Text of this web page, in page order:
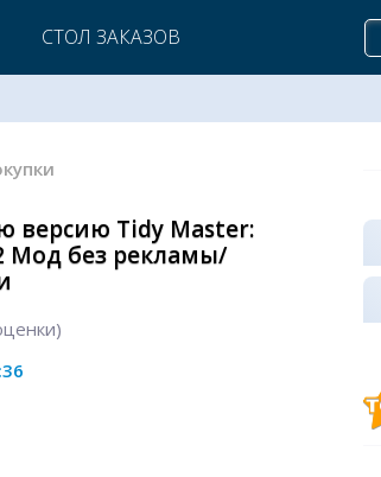
СТОЛ ЗАКАЗОВ
версию Tidy Master:
Мод без рекламы/